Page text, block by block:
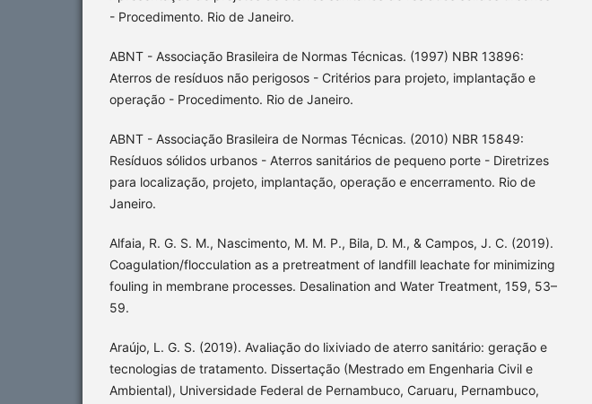
- Procedimento. Rio de Janeiro.
ABNT - Associação Brasileira de Normas Técnicas. (1997) NBR 13896:
Aterros de resíduos não perigosos - Critérios para projeto, implantação e
operação - Procedimento. Rio de Janeiro.
ABNT - Associação Brasileira de Normas Técnicas. (2010) NBR 15849:
Resíduos sólidos urbanos - Aterros sanitários de pequeno porte - Diretrizes
para localização, projeto, implantação, operação e encerramento. Rio de
Janeiro.
Alfaia, R. G. S. M., Nascimento, M. M. P., Bila, D. M., & Campos, J. C. (2019).
Coagulation/flocculation as a pretreatment of landfill leachate for minimizing
fouling in membrane processes. Desalination and Water Treatment, 159, 53–
59.
Araújo, L. G. S. (2019). Avaliação do lixiviado de aterro sanitário: geração e
tecnologias de tratamento. Dissertação (Mestrado em Engenharia Civil e
Ambiental), Universidade Federal de Pernambuco, Caruaru, Pernambuco,